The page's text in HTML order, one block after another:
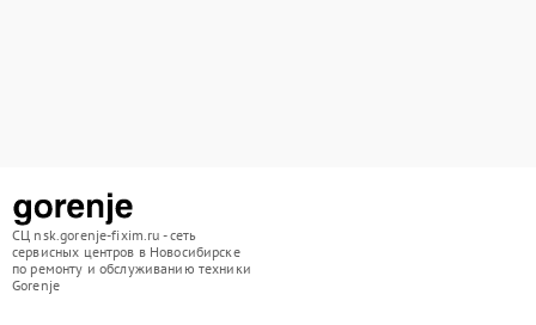
СЦ nsk.gorenje-fixim.ru - сеть
сервисных центров в Новосибирске
по ремонту и обслуживанию техники
Gorenje